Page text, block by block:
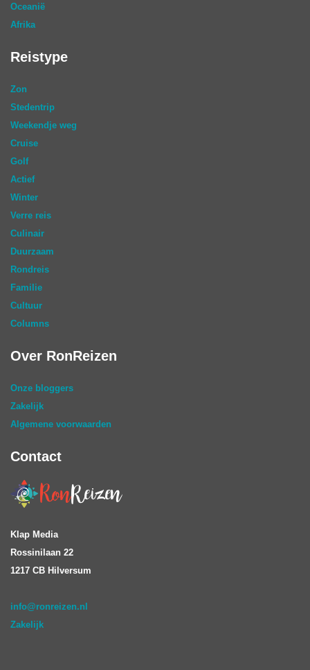
Oceanië
Afrika
Reistype
Zon
Stedentrip
Weekendje weg
Cruise
Golf
Actief
Winter
Verre reis
Culinair
Duurzaam
Rondreis
Familie
Cultuur
Columns
Over RonReizen
Onze bloggers
Zakelijk
Algemene voorwaarden
Contact
Klap Media
Rossinilaan 22
1217 CB Hilversum
info@ronreizen.nl
Zakelijk